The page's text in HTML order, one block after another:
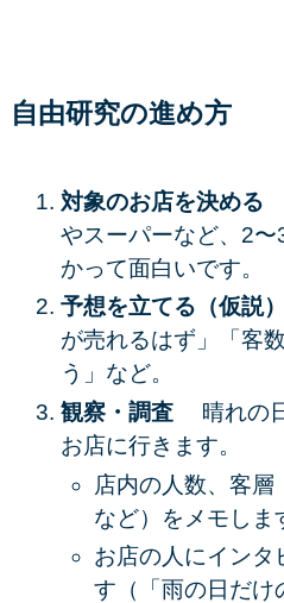
自由研究の進め方
対象のお店を決める
やスーパーなど、2
かって面白いです。
予想を立てる（仮説
が売れるはず」「客
う」など。
観察・調査
晴れの
お店に行きます。
店内の人数、客層
など）をメモしま
お店の人にインタ
す（「雨の日だけ